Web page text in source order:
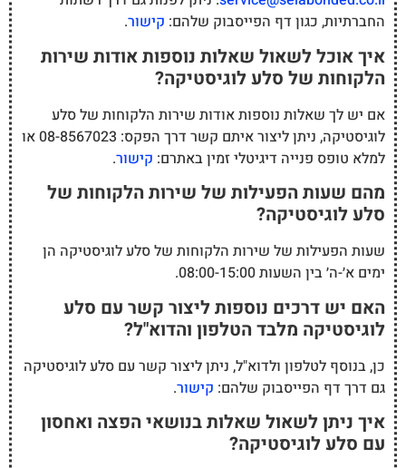
החברתיות, כגון דף הפייסבוק שלהם:קישור.
איך אוכל לשאול שאלות נוספות אודות שירות
הלקוחות של סלע לוגיסטיקה?
אם יש לך שאלות נוספות אודות שירות הלקוחות של סלע
לוגיסטיקה, ניתן ליצור איתם קשר דרך הפקס: 08-8567023 או
למלא טופס פנייה דיגיטלי זמין באתרם:קישור.
מהם שעות הפעילות של שירות הלקוחות של
סלע לוגיסטיקה?
שעות הפעילות של שירות הלקוחות של סלע לוגיסטיקה הן
ימים א׳-ה׳ בין השעות 08:00-15:00.
האם יש דרכים נוספות ליצור קשר עם סלע
לוגיסטיקה מלבד הטלפון והדוא"ל?
כן, בנוסף לטלפון ולדוא"ל, ניתן ליצור קשר עם סלע לוגיסטיקה
גם דרך דף הפייסבוק שלהם:קישור.
איך ניתן לשאול שאלות בנושאי הפצה ואחסון
עם סלע לוגיסטיקה?